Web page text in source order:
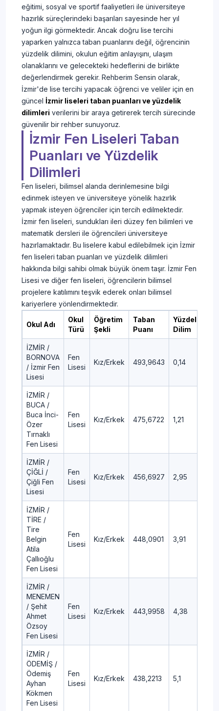
eğitimi, sosyal ve sportif faaliyetleri ile üniversiteye
hazırlık süreçlerindeki başarıları sayesinde her yıl
yoğun ilgi görmektedir. Ancak doğru lise tercihi
yaparken yalnızca taban puanlarını değil, öğrencinin
yüzdelik dilimini, okulun eğitim anlayışını, ulaşım
olanaklarını ve gelecekteki hedeflerini de birlikte
değerlendirmek gerekir. Rehberim Sensin olarak,
İzmir'de lise tercihi yapacak öğrenci ve veliler için en
güncel İzmir liseleri taban puanları ve yüzdelik
dilimleri verilerini bir araya getirerek tercih sürecinde
güvenilir bir rehber sunuyoruz.
İzmir Fen Liseleri Taban
Puanları ve Yüzdelik
Dilimleri
Fen liseleri, bilimsel alanda derinlemesine bilgi
edinmek isteyen ve üniversiteye yönelik hazırlık
yapmak isteyen öğrenciler için tercih edilmektedir.
İzmir fen liseleri, sundukları ileri düzey fen bilimleri ve
matematik dersleri ile öğrencileri üniversiteye
hazırlamaktadır. Bu liselere kabul edilebilmek için İzmir
fen liseleri taban puanları ve yüzdelik dilimleri
hakkında bilgi sahibi olmak büyük önem taşır. İzmir Fen
Lisesi ve diğer fen liseleri, öğrencilerin bilimsel
projelere katılımını teşvik ederek onları bilimsel
kariyerlere yönlendirmektedir.
Okul Adı
Okul
Türü
Öğretim
Şekli
Taban
Puanı
Yüzdelik
Dilim
İZMİR /
BORNOVA
/ İzmir Fen
Lisesi
Fen
Lisesi
Kız/Erkek 493,9643 0,14
İZMİR /
BUCA /
Buca İnci-
Özer
Tırnaklı
Fen Lisesi
Fen
Lisesi
Kız/Erkek 475,6722 1,21
İZMİR /
ÇİĞLİ /
Çiğli Fen
Lisesi
Fen
Lisesi
Kız/Erkek 456,6927 2,95
İZMİR /
TİRE /
Tire
Belgin
Atila
Çallıoğlu
Fen Lisesi
Fen
Lisesi
Kız/Erkek 448,0901 3,91
İZMİR /
MENEMEN
/ Şehit
Ahmet
Özsoy
Fen Lisesi
Fen
Lisesi
Kız/Erkek 443,9958 4,38
İZMİR /
ÖDEMİŞ /
Ödemiş
Ayhan
Kökmen
Fen Lisesi
Fen
Lisesi
Kız/Erkek 438,2213 5,1